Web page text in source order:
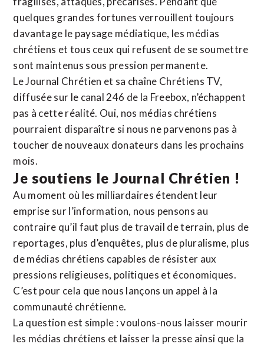
quelques grandes fortunes verrouillent toujours
davantage le paysage médiatique, les médias
chrétiens et tous ceux qui refusent de se soumettre
sont maintenus sous pression permanente.
Le Journal Chrétien et sa chaîne Chrétiens TV,
diffusée sur le canal 246 de la Freebox, n’échappent
pas à cette réalité. Oui, nos médias chrétiens
pourraient disparaître si nous ne parvenons pas à
toucher de nouveaux donateurs dans les prochains
mois.
Je soutiens le Journal Chrétien !
Au moment où les milliardaires étendent leur
emprise sur l’information, nous pensons au
contraire qu’il faut plus de travail de terrain, plus de
reportages, plus d’enquêtes, plus de pluralisme, plus
de médias chrétiens capables de résister aux
pressions religieuses, politiques et économiques.
C’est pour cela que nous lançons un appel à la
communauté chrétienne.
La question est simple : voulons-nous laisser mourir
les médias chrétiens et laisser la presse ainsi que la